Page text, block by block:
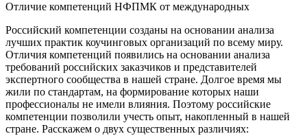
Отличие компетенций НФПМК от международных
Российский компетенции созданы на основании анализа
лучших практик коучинговых организаций по всему миру.
Отличия компетенций появились на основании анализа
требований российских заказчиков и представителей
экспертного сообщества в нашей стране. Долгое время мы
жили по стандартам, на формирование которых наши
профессионалы не имели влияния. Поэтому российские
компетенции позволили учесть опыт, накопленный в нашей
стране. Расскажем о двух существенных различиях: